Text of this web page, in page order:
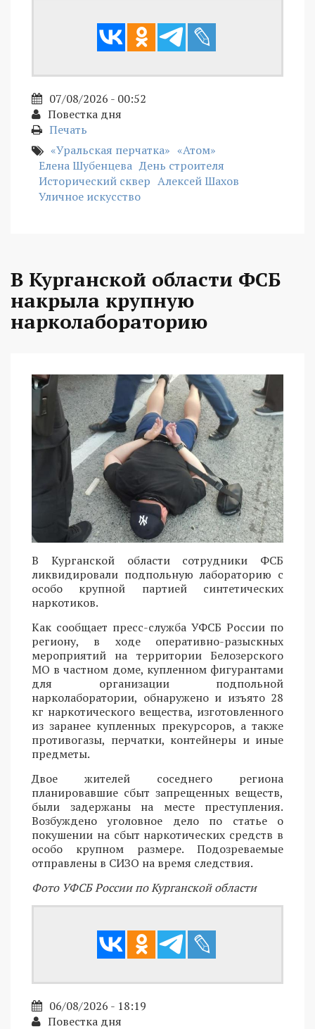
07/08/2026 - 00:52
Повестка дня
Печать
«Уральская перчатка» «Атом»
Елена Шубенцева День строителя
Исторический сквер Алексей Шахов
Уличное искусство
В Курганской области ФСБ
накрыла крупную
нарколабораторию
В Курганской области сотрудники ФСБ
ликвидировали подпольную лабораторию с
особо крупной партией синтетических
наркотиков.
Как сообщает пресс-служба УФСБ России по
региону, в ходе оперативно-разыскных
мероприятий на территории Белозерского
МО в частном доме, купленном фигурантами
для организации подпольной
нарколаборатории, обнаружено и изъято 28
кг наркотического вещества, изготовленного
из заранее купленных прекурсоров, а также
противогазы, перчатки, контейнеры и иные
предметы.
Двое жителей соседнего региона
планировавшие сбыт запрещенных веществ,
были задержаны на месте преступления.
Возбуждено уголовное дело по статье о
покушении на сбыт наркотических средств в
особо крупном размере. Подозреваемые
отправлены в СИЗО на время следствия.
Фото УФСБ России по Курганской области
06/08/2026 - 18:19
Повестка дня